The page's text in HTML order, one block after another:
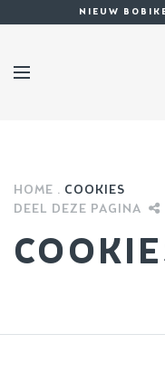
NIEUW
HOME COOKIES
DEEL DEZE PAGINA